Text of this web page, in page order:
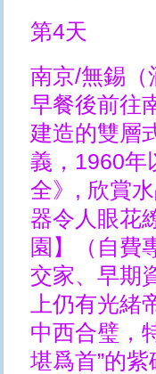
第4天
南京/無錫（
早餐後前往
建造的雙層
義，1960年
全》, 欣賞
器令人眼花
園】（自費
交家、早期
上仍有光
中西合璧，
堪爲首”的紫